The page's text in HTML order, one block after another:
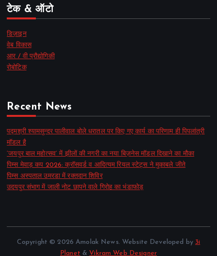
टेक & ऑटो
डिज़ाइन
वेब विकास
आर / वी प्रौद्योगिकी
रोबोटिक
Recent News
पद्मश्री श्यामसुन्दर पालीवाल बोले धरातल पर किए गए कार्य का परिणाम ही पिपलांत्री
मॉडल है
‘जयपुर बाल महोत्सव’ में झीलों की नगरी का नया बिज़नेस मॉडल दिखाने का मौका
पिम्स मेवाड़ कप 2026: क्रॉसवर्ड व आदित्यम रियल स्टेट्स ने मुकाबले जीते
पिम्स अस्पताल उमरडा में रक्तदान शिविर
उदयपुर संभाग में जाली नोट छापने वाले गिरोह का भंडाफोड़
Copyright © 2026 Amolak News. Website Developed by 3i
Planet &Vikram Web Designer